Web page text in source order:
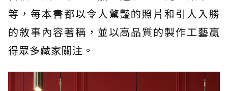
等，每本書都以令人驚豔的照片和引人入勝
的敘事內容著稱，並以高品質的製作工藝贏
得眾多藏家關注。